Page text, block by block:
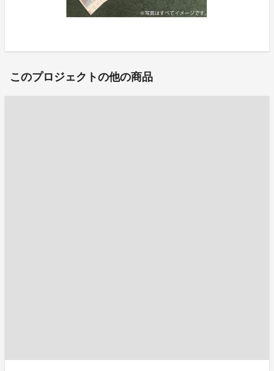
このプロジェクトの他の商品